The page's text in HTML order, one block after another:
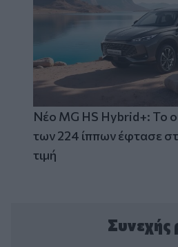
Νέο MG HS Hybrid+: Το
των 224 ίππων έφτασε
τιμή
Συνεχής